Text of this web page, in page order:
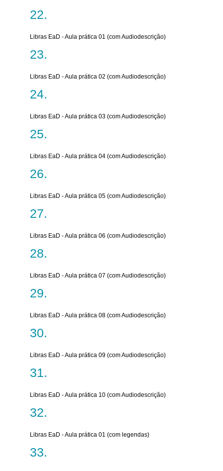
Libras EaD - Aula prática 01 (com Audiodescrição)
Libras EaD - Aula prática 02 (com Audiodescrição)
Libras EaD - Aula prática 03 (com Audiodescrição)
Libras EaD - Aula prática 04 (com Audiodescrição)
Libras EaD - Aula prática 05 (com Audiodescrição)
Libras EaD - Aula prática 06 (com Audiodescrição)
Libras EaD - Aula prática 07 (com Audiodescrição)
Libras EaD - Aula prática 08 (com Audiodescrição)
Libras EaD - Aula prática 09 (com Audiodescrição)
Libras EaD - Aula prática 10 (com Audiodescrição)
Libras EaD - Aula prática 01 (com legendas)